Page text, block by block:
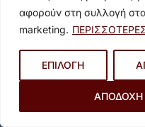
αφορούν στη συλλογή
marketing.
ΕΠΙΛΟΓΗ
ΑΠΡΊΛΙΟΣ 2026 (40)
ΜΆΡΤΙΟΣ 2026 (51)
ΦΕΒΡΟΥΆΡΙΟΣ 2026 (40)
ΙΑΝΟΥΆΡΙΟΣ 2026 (31)
ΝΟΈΜΒΡΙΟΣ 2025 (65)